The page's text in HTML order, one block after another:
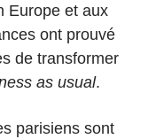
Europe et aux
ont prouvé
de transformer
as usual.
parisiens sont